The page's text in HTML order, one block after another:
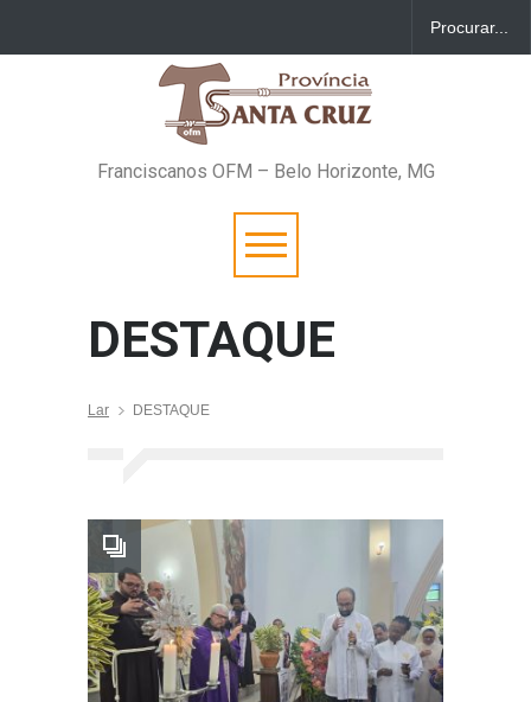
Franciscanos OFM – Belo Horizonte, MG
DESTAQUE
Lar DESTAQUE